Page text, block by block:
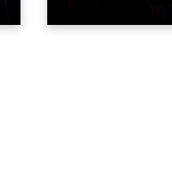
оформлением,